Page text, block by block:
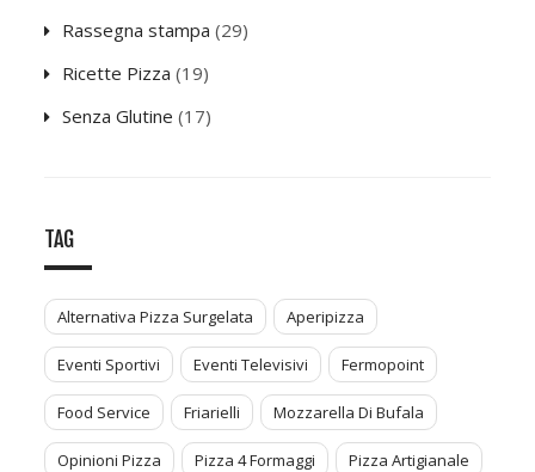
Rassegna stampa (29)
Ricette Pizza (19)
Senza Glutine (17)
TAG
Alternativa Pizza Surgelata Aperipizza
Eventi Sportivi Eventi Televisivi Fermopoint
Food Service Friarielli Mozzarella Di Bufala
Opinioni Pizza Pizza 4 Formaggi Pizza Artigianale